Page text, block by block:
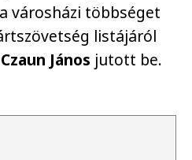
városházi többséget
listájáról
János jutott be.